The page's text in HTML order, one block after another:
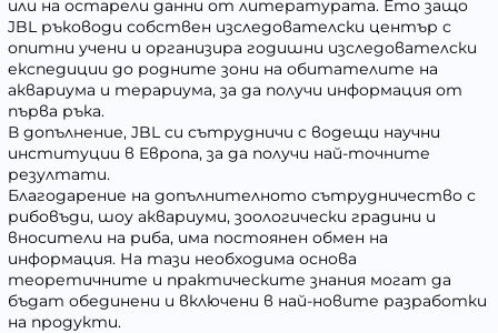
или на остарели данни от литературата. Ето защо
JBL ръководи собствен изследователски център с
опитни учени и организира годишни изследователски
експедиции до родните зони на обитателите на
аквариума и терариума, за да получи информация от
първа ръка.
В допълнение, JBL си сътрудничи с водещи научни
институции в Европа, за да получи най-точните
резултати.
Благодарение на допълнителното сътрудничество с
рибовъди, шоу аквариуми, зоологически градини и
вносители на риба, има постоянен обмен на
информация. На тази необходима основа
теоретичните и практическите знания могат да
бъдат обединени и включени в най-новите разработки
на продукти.